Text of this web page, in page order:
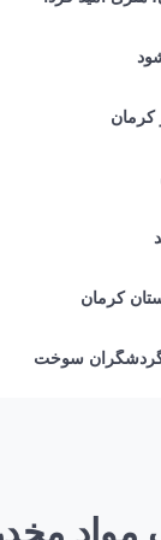
کرمان
گردشگران سوخت